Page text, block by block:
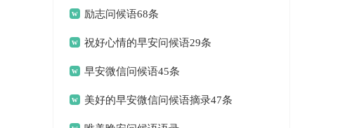
励志问候语68条
祝好心情的早安问候语29条
早安微信问候语45条
美好的早安微信问候语摘录47条